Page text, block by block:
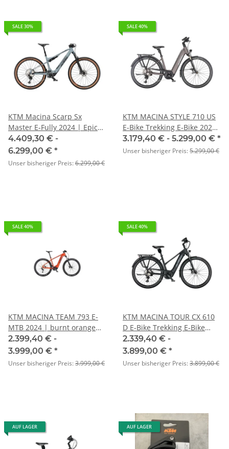
SALE 30%
KTM Macina Scarp Sx
Master E-Fully 2024 | Epic
Grey Matt (Black+Orange)
4.409,30 € -
6.299,00 € *
Unser bisheriger Preis:6.299,00 €
SALE 40%
KTM MACINA STYLE 710 US
E-Bike Trekking E-Bike 2024
| elderberry matt
(grey+orange)
3.179,40 € - 5.299,00 € *
Unser bisheriger Preis:5.299,00 €
SALE 40%
KTM MACINA TEAM 793 E-
MTB 2024 | burnt orange
(black+silver)
2.399,40 € -
3.999,00 € *
Unser bisheriger Preis:3.999,00 €
SALE 40%
KTM MACINA TOUR CX 610
D E-Bike Trekking E-Bike
2024 | black matt
(grey+yellow)
2.339,40 € -
3.899,00 € *
Unser bisheriger Preis:3.899,00 €
AUF LAGER AUF LAGER